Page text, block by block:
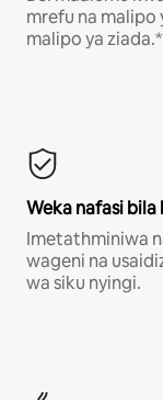
mrefu na malipo
malipo ya ziada.*
Weka nafasi bila
Imetathminiwa
wageni na
wa siku nyingi.